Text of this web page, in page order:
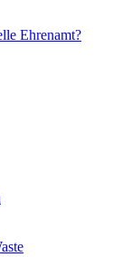
Ehrenamt?